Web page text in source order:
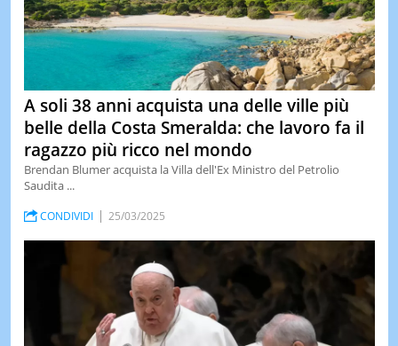
A soli 38 anni acquista una delle ville più
belle della Costa Smeralda: che lavoro fa il
ragazzo più ricco nel mondo
Brendan Blumer acquista la Villa dell'Ex Ministro del Petrolio
Saudita ...
CONDIVIDI 25/03/2025